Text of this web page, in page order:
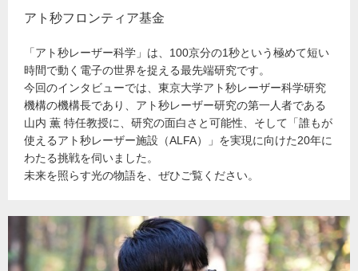
アト秒フロンティア基金
「アト秒レーザー科学」は、100京分の1秒という極めて短い
時間で動く電子の世界を捉える最先端研究です。
今回のインタビューでは、東京大学アト秒レーザー科学研究
機構の機構長であり、アト秒レーザー研究の第一人者である
山内 薫 特任教授に、研究の面白さと可能性、そして「誰もが
使えるアト秒レーザー施設（ALFA）」を実現に向けた20年に
わたる挑戦を伺いました。
未来を照らす光の物語を、ぜひご覧ください。